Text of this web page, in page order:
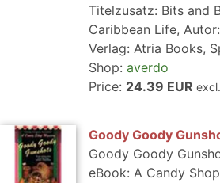
Titelzusatz: Bits and
Caribbean Life,
Verlag: Atria Books,
Shop: averdo
Price: 24.39 EUR
Goody Goody
Goody Goody
eBook: A Candy